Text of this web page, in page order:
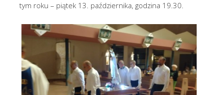
tym roku – piątek 13. października, godzina 19.30.